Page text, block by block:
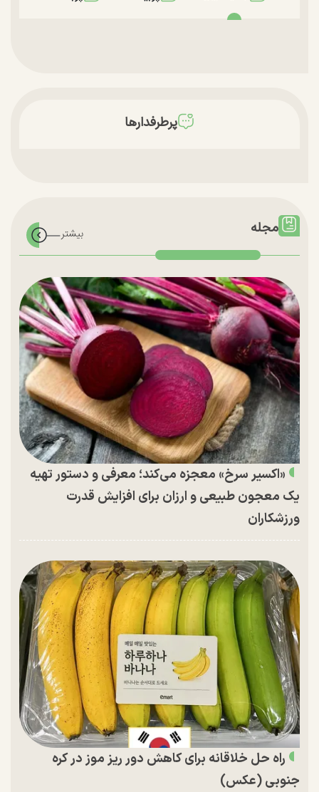
پرطرفدارها
مجله
«اکسیر سرخ» معجزه می‌کند؛ معرفی و دستور تهیه
یک معجون طبیعی و ارزان برای افزایش قدرت
ورزشکاران
راه حل خلاقانه برای کاهش دور ریز موز در کره
جنوبی (عکس)